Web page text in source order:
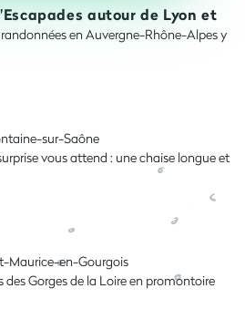
autour de Lyon et
en Auvergne-Rhône-Alpes y
sur-Saône
vous attend : une chaise longue et
Maurice-en-Gourgois
des Gorges de la Loire en promontoire